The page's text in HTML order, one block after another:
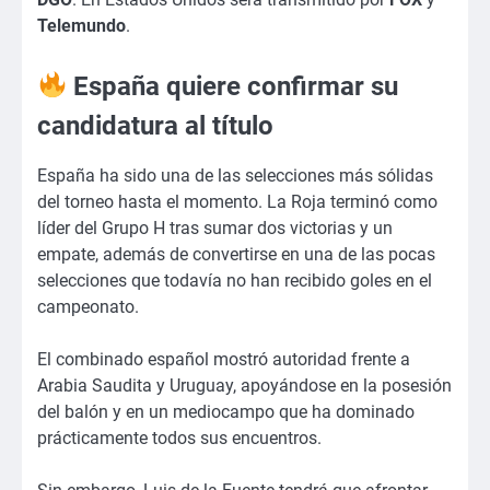
Telemundo.
España quiere confirmar su
candidatura al título
España ha sido una de las selecciones más sólidas
del torneo hasta el momento. La Roja terminó como
líder del Grupo H tras sumar dos victorias y un
empate, además de convertirse en una de las pocas
selecciones que todavía no han recibido goles en el
campeonato.
El combinado español mostró autoridad frente a
Arabia Saudita y Uruguay, apoyándose en la posesión
del balón y en un mediocampo que ha dominado
prácticamente todos sus encuentros.